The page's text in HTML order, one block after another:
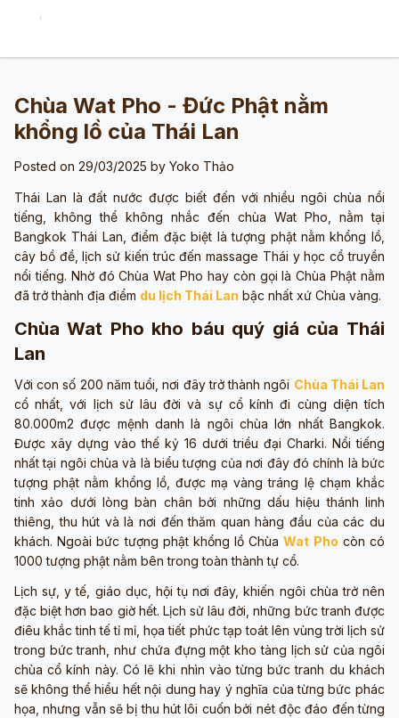
Chùa Wat Pho - Đức Phật nằm
khổng lồ của Thái Lan
Posted on 29/03/2025 by Yoko Thảo
Thái Lan là đất nước được biết đến với nhiều ngôi chùa nổi
tiếng, không thể không nhắc đến chùa Wat Pho, nằm tại
Bangkok Thái Lan, điểm đặc biệt là tượng phật nằm khổng lồ,
cây bồ đề, lịch sử kiến trúc đến massage Thái y học cổ truyền
nổi tiếng. Nhờ đó Chùa Wat Pho hay còn gọi là Chùa Phật nằm
đã trở thành địa điểm du lịch Thái Lan bậc nhất xứ Chùa vàng.
Chùa Wat Pho kho báu quý giá của Thái
Lan
Với con số 200 năm tuổi, nơi đây trở thành ngôi Chùa Thái Lan
cổ nhất, với lịch sử lâu đời và sự cổ kính đi cùng diện tích
80.000m2 được mệnh danh là ngôi chùa lớn nhất Bangkok.
Được xây dựng vào thế kỷ 16 dưới triều đại Charki. Nổi tiếng
nhất tại ngôi chùa và là biểu tượng của nơi đây đó chính là bức
tượng phật nằm khổng lồ, được mạ vàng tráng lệ chạm khắc
tinh xảo dưới lòng bàn chân bởi những dấu hiệu thánh linh
thiêng, thu hút và là nơi đến thăm quan hàng đầu của các du
khách. Ngoài bức tượng phật khổng lồ ChùaWat Pho còn có
1000 tượng phật nằm bên trong toàn thành tự cổ.
Lịch sự, y tế, giáo dục, hội tụ nơi đây, khiến ngôi chùa trở nên
đặc biệt hơn bao giờ hết. Lịch sử lâu đời, những bức tranh được
điêu khắc tinh tế tỉ mỉ, họa tiết phức tạp toát lên vùng trời lịch sử
trong bức tranh, như chứa đựng một kho tàng lịch sử của ngôi
chùa cổ kính này. Có lẽ khi nhìn vào từng bức tranh du khách
sẽ không thể hiểu hết nội dung hay ý nghĩa của từng bức phác
họa, nhưng vẫn sẽ bị thu hút lôi cuốn bởi nét độc đáo đến từng